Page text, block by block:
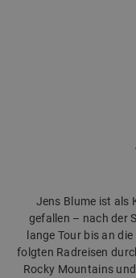
Jens Blume ist als
gefallen – nach der
lange Tour bis an
folgten Radreisen
Rocky Mountains